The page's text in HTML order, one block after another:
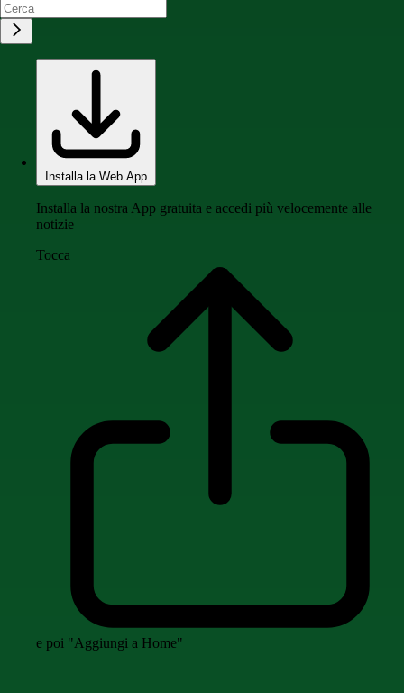
Installa la Web App
Installa la nostra App gratuita e accedi più velocemente alle
notizie
Tocca
e poi "Aggiungi a Home"